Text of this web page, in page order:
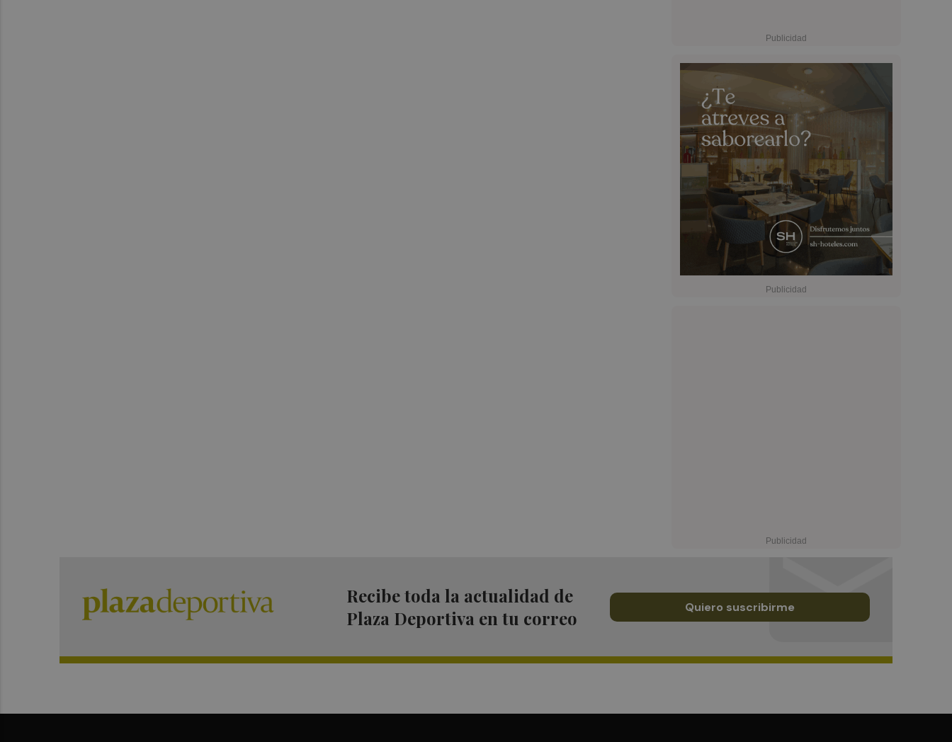
Recibe toda la actualidad de
Plaza Deportiva en tu correo
Quiero suscribirme